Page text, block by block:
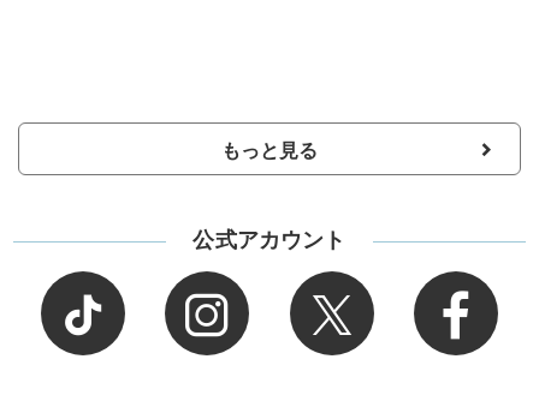
もっと見る
公式アカウント